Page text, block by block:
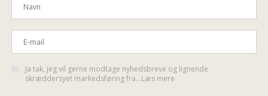
Ja tak, jeg vil gerne modtage nyhedsbreve og lignende
skræddersyet markedsføring fra...Læs mere